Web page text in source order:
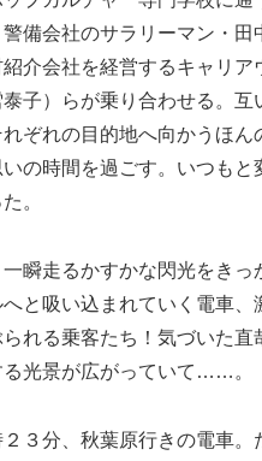
備会社のサラリーマン・田
介会社を経営するキャリア
子）らが乗り合わせる。互
ぞれの目的地へ向かうほん
の時間を過ごす。いつもと
。
瞬走るかすかな閃光をきっ
へと吸い込まれていく電車、
れる乗客たち！気づいた直
る光景が広がっていて……。
３分、秋葉原行きの電車。